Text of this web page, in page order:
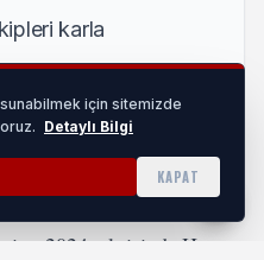
karla mücadelede
ise, 2024 yılı içinde Horoz
için sitemizde
Detaylı Bilgi
KAPAT